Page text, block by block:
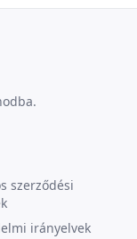
szerződési
irányelvek